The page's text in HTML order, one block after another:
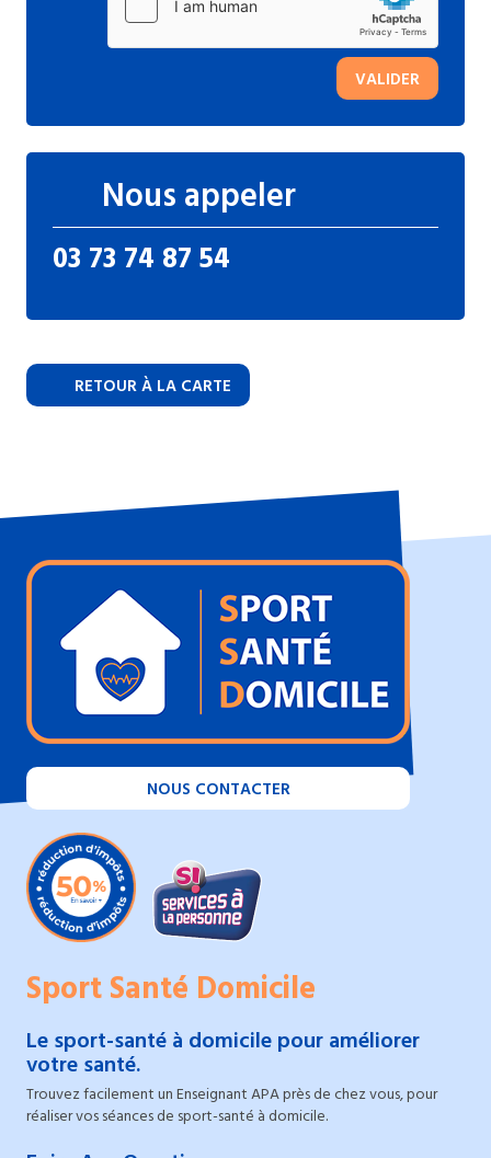
VALIDER
Nous appeler
03 73 74 87 54
RETOUR À LA CARTE
NOUS CONTACTER
Sport Santé Domicile
Le sport-santé à domicile pour améliorer
votre santé.
Trouvez facilement un Enseignant APA près de chez vous, pour
réaliser vos séances de sport-santé à domicile.